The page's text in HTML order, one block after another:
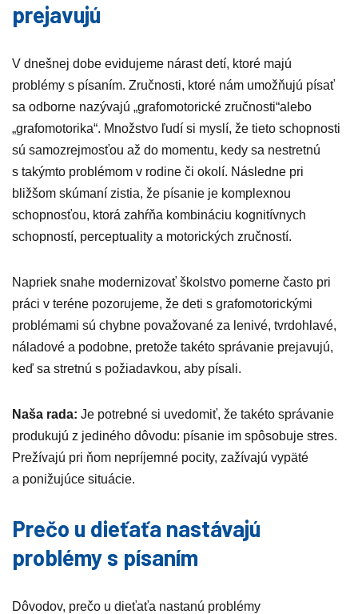
prejavujú
V dnešnej dobe evidujeme nárast detí, ktoré majú
problémy s písaním. Zručnosti, ktoré nám umožňujú písať
sa odborne nazývajú „grafomotorické zručnosti“alebo
„grafomotorika“. Množstvo ľudí si myslí, že tieto schopnosti
sú samozrejmosťou až do momentu, kedy sa nestretnú
s takýmto problémom v rodine či okolí. Následne pri
bližšom skúmaní zistia, že písanie je komplexnou
schopnosťou, ktorá zahŕňa kombináciu kognitívnych
schopností, perceptuality a motorických zručností.
Napriek snahe modernizovať školstvo pomerne často pri
práci v teréne pozorujeme, že deti s grafomotorickými
problémami sú chybne považované za lenivé, tvrdohlavé,
náladové a podobne, pretože takéto správanie prejavujú,
keď sa stretnú s požiadavkou, aby písali.
Naša rada: Je potrebné si uvedomiť, že takéto správanie
produkujú z jediného dôvodu: písanie im spôsobuje stres.
Prežívajú pri ňom nepríjemné pocity, zažívajú vypäté
a ponižujúce situácie.
Prečo u dieťaťa nastávajú
problémy s písaním
Dôvodov, prečo u dieťaťa nastanú problémy